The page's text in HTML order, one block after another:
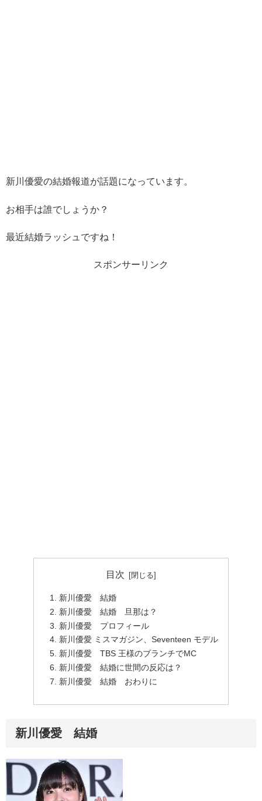
新川優愛の結婚報道が話題になっています。
お相手は誰でしょうか？
最近結婚ラッシュですね！
スポンサーリンク
目次
新川優愛 結婚
新川優愛 結婚 旦那は？
新川優愛 プロフィール
新川優愛 ミスマガジン、Seventeen モデル
新川優愛 TBS 王様のブランチでMC
新川優愛 結婚に世間の反応は？
新川優愛 結婚 おわりに
新川優愛 結婚